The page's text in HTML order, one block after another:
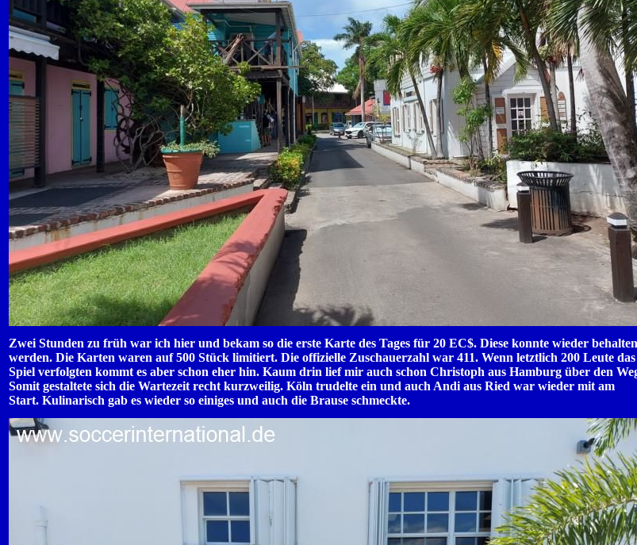
Zwei Stunden zu früh war ich hier und bekam so die erste Karte des Tages für 20 EC$. Diese konnte wieder behalten
werden. Die Karten waren auf 500 Stück limitiert. Die offizielle Zuschauerzahl war 411. Wenn letztlich 200 Leute das
Spiel verfolgten kommt es aber schon eher hin. Kaum drin lief mir auch schon Christoph aus Hamburg über den
Somit gestaltete sich die Wartezeit recht kurzweilig. Köln trudelte ein und auch Andi aus Ried war wieder mit am
Start. Kulinarisch gab es wieder so einiges und auch die Brause schmeckte.